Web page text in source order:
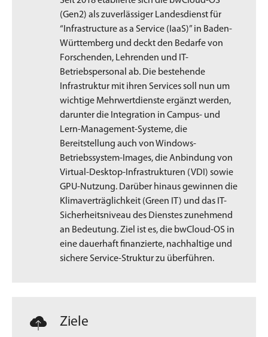
(Gen2) als zuverlässiger Landesdienst für
“Infrastructure as a Service (IaaS)” in Baden-
Württemberg und deckt den Bedarfe von
Forschenden, Lehrenden und IT-
Betriebspersonal ab. Die bestehende
Infrastruktur mit ihren Services soll nun um
wichtige Mehrwertdienste ergänzt werden,
darunter die Integration in Campus- und
Lern-Management-Systeme, die
Bereitstellung auch von Windows-
Betriebssystem-Images, die Anbindung von
Virtual-Desktop-Infrastrukturen (VDI) sowie
GPU-Nutzung. Darüber hinaus gewinnen die
Klimaverträglichkeit (Green IT) und das IT-
Sicherheitsniveau des Dienstes zunehmend
an Bedeutung. Ziel ist es, die bwCloud-OS in
eine dauerhaft finanzierte, nachhaltige und
sichere Service-Struktur zu überführen.
Ziele